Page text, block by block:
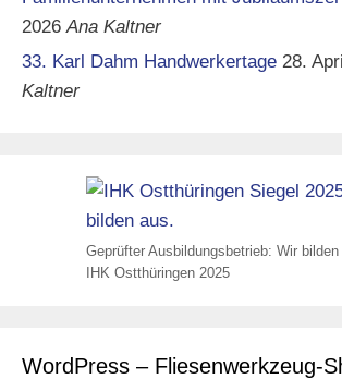
2026 Ana Kaltner
33. Karl Dahm Handwerkertage 28.
Kaltner
Geprüfter Ausbildungsbetrieb: Wir
IHK Ostthüringen 2025
WordPress – Fliesenwerkzeug-